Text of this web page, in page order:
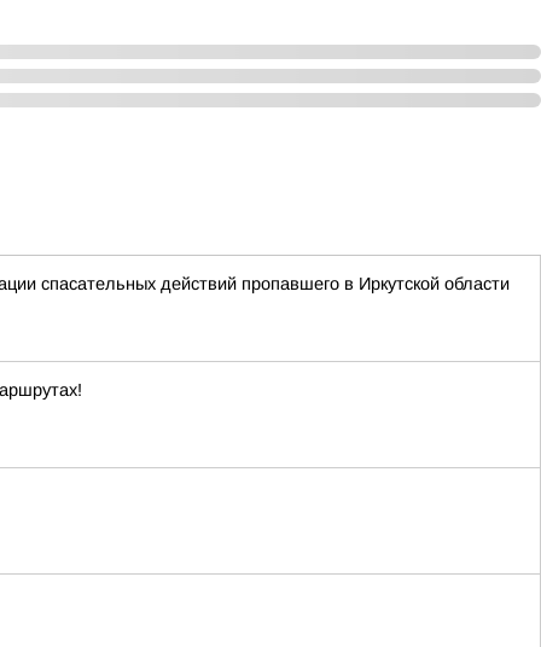
спасательных действий пропавшего в Иркутской области